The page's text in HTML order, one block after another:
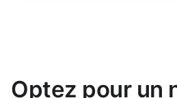
Optez pour un